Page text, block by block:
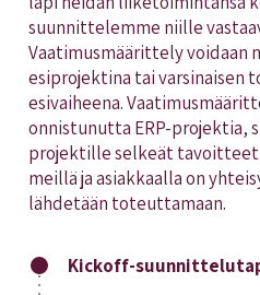
suunnittelemme niille
Vaatimusmäärittely voidaan
esiprojektina tai varsinaisen
esivaiheena.
onnistunutta ERP-projektia,
projektille selkeät tavoitteet
meillä ja asiakkaalla on
lähdetään toteuttamaan.
Kickoff-